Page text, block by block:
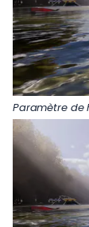
Paramètre de